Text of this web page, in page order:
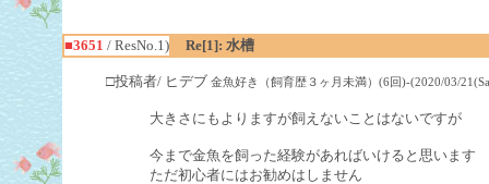
■3651 / ResNo.1) Re[1]: 水槽
□投稿者/ ヒデブ 金魚好き（飼育歴３ヶ月未満）(6回)-(2020/03/
大きさにもよりますが飼えないことはないですが
今まで金魚を飼った経験があればいけると思います
ただ初心者にはお勧めはしません